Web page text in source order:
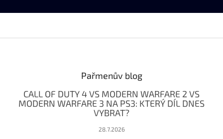
Pařmenův blog
CALL OF DUTY 4 VS MODERN WARFARE 2 VS
MODERN WARFARE 3 NA PS3: KTERÝ DÍL DNES
VYBRAT?
28.7.2026